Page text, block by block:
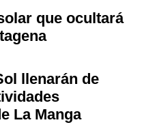
que ocultará
llenarán de
La Manga